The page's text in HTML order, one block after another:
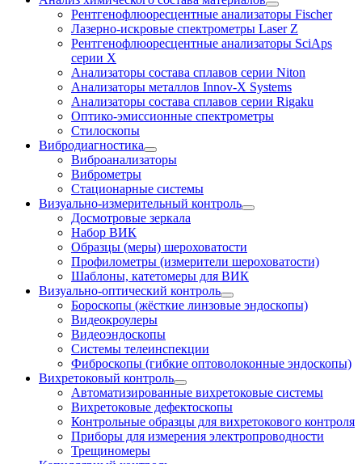
Рентгенофлюоресцентные анализаторы Fischer
Лазерно-искровые спектрометры Laser Z
Рентгенофлюоресцентные анализаторы SciAps
серии Х
Анализаторы состава сплавов серии Niton
Анализаторы металлов Innov-X Systems
Анализаторы состава сплавов серии Rigaku
Оптико-эмиссионные спектрометры
Стилоскопы
Вибродиагностика
Виброанализаторы
Виброметры
Стационарные системы
Визуально-измерительный контроль
Досмотровые зеркала
Набор ВИК
Образцы (меры) шероховатости
Профилометры (измерители шероховатости)
Шаблоны, катетомеры для ВИК
Визуально-оптический контроль
Бороскопы (жёсткие линзовые эндоскопы)
Видеокроулеры
Видеоэндоскопы
Системы телеинспекции
Фиброскопы (гибкие оптоволоконные эндоскопы)
Вихретоковый контроль
Автоматизированные вихретоковые системы
Вихретоковые дефектоскопы
Контрольные образцы для вихретокового контроля
Приборы для измерения электропроводности
Трещиномеры